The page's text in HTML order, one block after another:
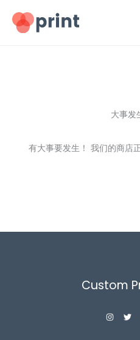
大事发
有大事要发生！ 我们的商店
Custom